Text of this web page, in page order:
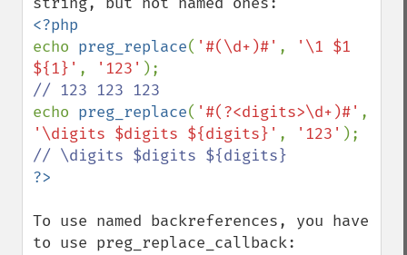
echo preg_replace( '#(\d+)#' ,
'\1 $1
${1}' , '123'
echo preg_replace( '#(?<digits>\d+)#'
'\digits $digits ${digits}' , '123'
To use named backreferences, you have